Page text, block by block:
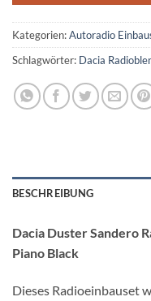
Kategorien:Autoradio
Schlagwörter: Dacia
BESCHREIBUNG
Dacia Duster Sandero
Piano Black
Dieses Radioeinbauset